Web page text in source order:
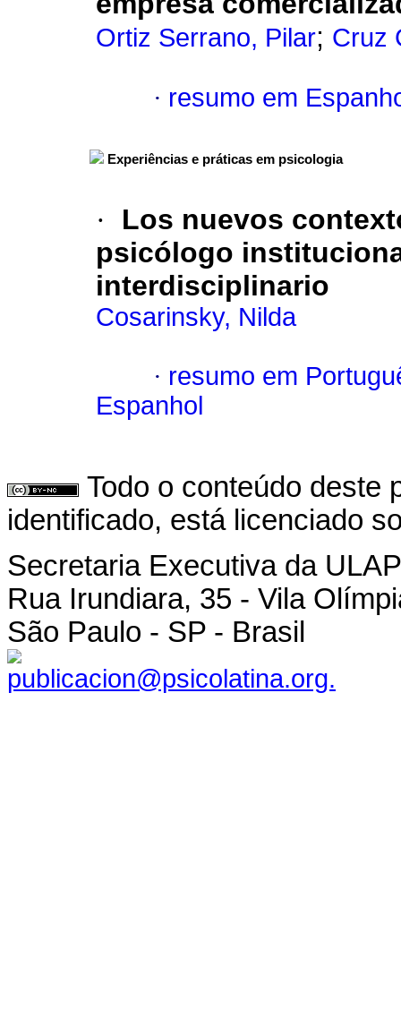
Ortiz Serrano, Pilar; Cruz
· resumo em
Experiências e práticas em psicologia
·
Los nuevos
psicólogo
interdisciplinario
Cosarinsky, Nilda
· resumo em
Espanhol
Todo o conteúdo deste
identificado, está licenciado
Secretaria Executiva da
Rua Irundiara, 35 - Vila
São Paulo - SP - Brasil
publicacion@psicolatina.org.